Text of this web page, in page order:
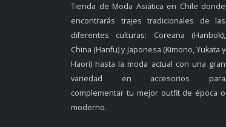
Tienda de Moda Asiática en Chile donde
encontrarás trajes tradicionales de las
diferentes culturas: Coreana (Hanbok),
China (Hanfu) y Japonesa (Kimono, Yukata y
Haori) hasta la moda actual con una gran
variedad en accesorios para
complementar tu mejor outfit de época o
moderno.